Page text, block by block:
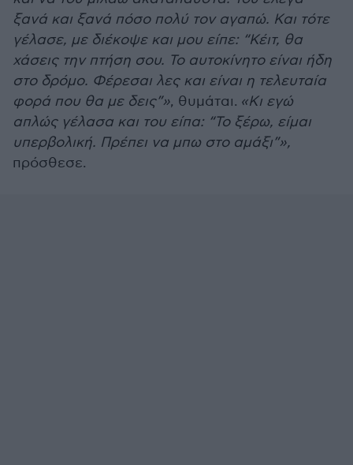
ξανά και ξανά πόσο πολύ τον αγαπώ. Και τότε
γέλασε, με διέκοψε και μου είπε: “Κέιτ, θα
χάσεις την πτήση σου. Το αυτοκίνητο είναι ήδη
στο δρόμο. Φέρεσαι λες και είναι η τελευταία
φορά που θα με δεις”», θυμάται. «Κι εγώ
απλώς γέλασα και του είπα: “Το ξέρω, είμαι
υπερβολική. Πρέπει να μπω στο αμάξι”»,
πρόσθεσε.